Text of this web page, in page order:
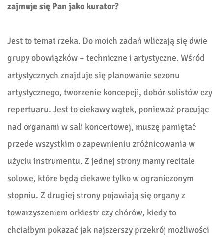
zajmuje się Pan jako kurator?
Jest to temat rzeka. Do moich zadań wliczają się dwie
grupy obowiązków – techniczne i artystyczne. Wśród
artystycznych znajduje się planowanie sezonu
artystycznego, tworzenie koncepcji, dobór solistów czy
repertuaru. Jest to ciekawy wątek, ponieważ pracując
nad organami w sali koncertowej, muszę pamiętać
przede wszystkim o zapewnieniu zróżnicowania w
użyciu instrumentu. Z jednej strony mamy recitale
solowe, które będą ciekawe tylko w ograniczonym
stopniu. Z drugiej strony pojawiają się organy z
towarzyszeniem orkiestr czy chórów, kiedy to
chciałbym pokazać jak najszerszy przekrój możliwości